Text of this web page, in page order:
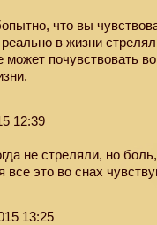
что вы
в жизни
почувствовать во
12:39
не стреляли, но
все это во снах
13:25